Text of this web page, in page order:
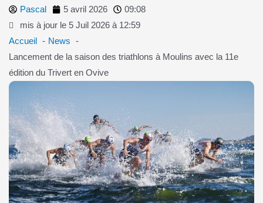
Pascal 5 avril 2026
09:08
mis à jour le 5 Juil 2026 à 12:59
Accueil
News
Lancement de la saison des triathlons à Moulins avec la 11e
édition du Trivert en Ovive